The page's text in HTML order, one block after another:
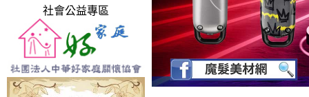
社會公益專區